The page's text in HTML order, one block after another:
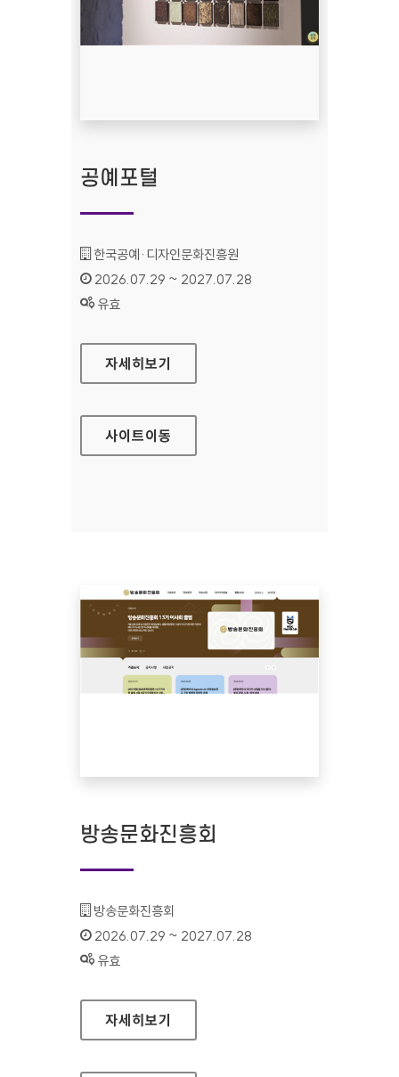
공예포털
기관명 :
한국공예·디자인문화진흥원
인증기간 :
2026.07.29 ~ 2027.07.28
상태 :
유효
공예포털
자세히보기
사이트이동
방송문화진흥회
기관명 :
방송문화진흥회
인증기간 :
2026.07.29 ~ 2027.07.28
상태 :
유효
방송문화진흥회
자세히보기